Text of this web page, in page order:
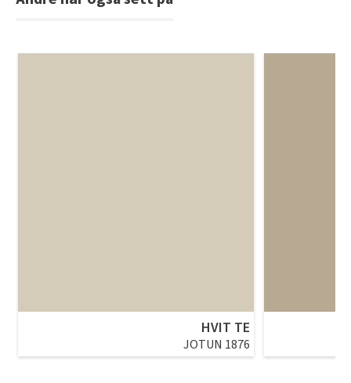
HVIT TE
JOTUN 1876